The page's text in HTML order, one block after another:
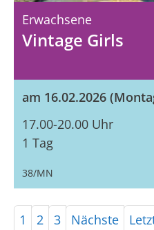
Erwachsene
Vintage Girls
am 16.02.2026
17.00-20.00 Uhr
1 Tag
38/MN
1 2 3 Nächste